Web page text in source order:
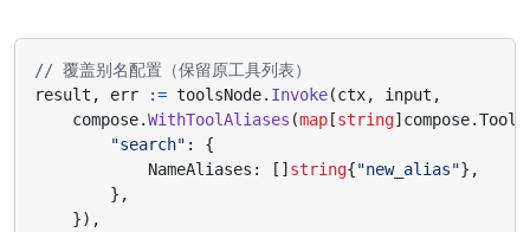
// 覆盖别名配置（保留原工具列表）
result , err := toolsNode. Invoke(ctx, input ,
compose.WithToolAliases (map [string] compose.
"search" :
{
NameAliases : [] string{"new_alias"},
},
}),